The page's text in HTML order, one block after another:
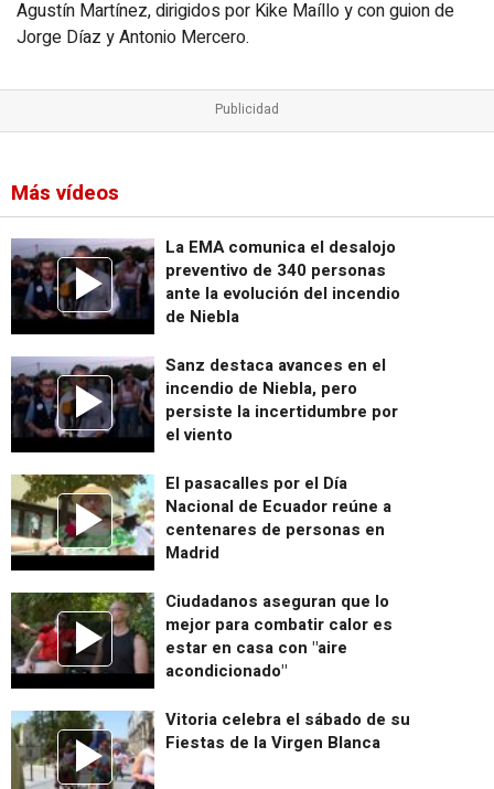
Agustín Martínez, dirigidos por Kike Maíllo y con guion de
Jorge Díaz y Antonio Mercero.
Más vídeos
La EMA comunica el desalojo
preventivo de 340 personas
ante la evolución del incendio
de Niebla
Sanz destaca avances en el
incendio de Niebla, pero
persiste la incertidumbre por
el viento
El pasacalles por el Día
Nacional de Ecuador reúne a
centenares de personas en
Madrid
Ciudadanos aseguran que lo
mejor para combatir calor es
estar en casa con "aire
acondicionado"
Vitoria celebra el sábado de su
Fiestas de la Virgen Blanca